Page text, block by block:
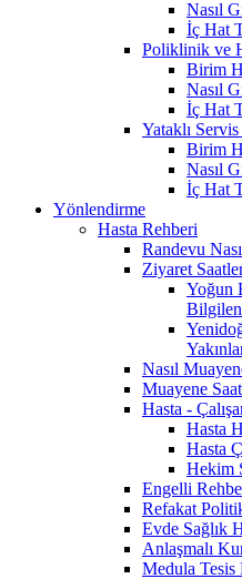
Nasıl
İç Hat
Poliklinik ve
Birim
Nasıl
İç Hat
Yataklı
Birim
Nasıl
İç Hat
Yönlendirme
Hasta Rehberi
Randevu
Ziyaret
Yoğun
Nasıl
Muayene
Hasta -
Hasta
Hasta
Hekim
Engelli
Refakat
Evde Sağlık
Anlaşmalı
Medula Tesis